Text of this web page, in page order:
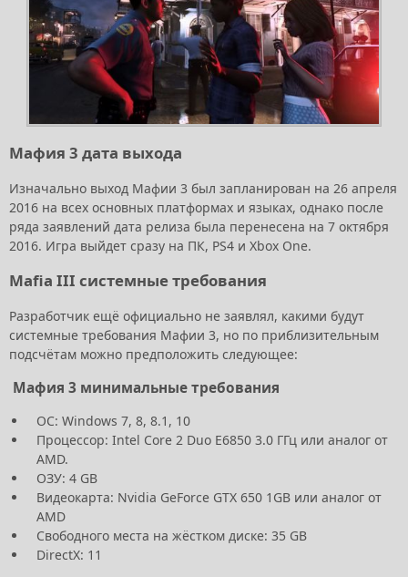
Мафия 3 дата выхода
Изначально выход Мафии 3 был запланирован на 26 апреля
2016 на всех основных платформах и языках, однако после
ряда заявлений дата релиза была перенесена на 7 октября
2016. Игра выйдет сразу на ПК, PS4 и Xbox One.
Mafia III системные требования
Разработчик ещё официально не заявлял, какими будут
системные требования Мафии 3, но по приблизительным
подсчётам можно предположить следующее:
Мафия 3 минимальные требования
ОС: Windows 7, 8, 8.1, 10
Процессор: Intel Core 2 Duo E6850 3.0 ГГц или аналог от
AMD.
ОЗУ: 4 GB
Видеокарта: Nvidia GeForce GTX 650 1GB или аналог от
AMD
Свободного места на жёстком диске: 35 GB
DirectX: 11